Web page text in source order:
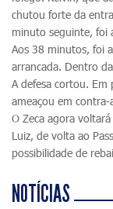
chutou forte da
minuto seguinte, foi
Aos 38 minutos, foi
arrancada. Dentro
A defesa cortou. Em
ameaçou em
O Zeca agora
Luiz, de volta ao
possibilidade de
NOTÍCIAS